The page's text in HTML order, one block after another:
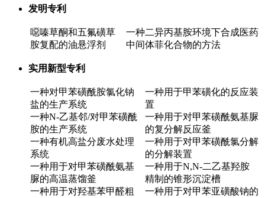
发明专利
噁嗪草酮和五氟磺草
胺复配的油悬浮剂
一种二异丙基胺环境下合成医药
中间体菲化合物的方法
实用新型专利
一种对甲苯磺酰胺氯化钠
盐的生产系统
一种N-乙基邻/对甲苯磺酰
胺的生产系统
一种有机高盐分废水处理
系统
一种用于对甲苯磺酰氨基
脲的高温蒸馏釜
一种用于对羟基苯甲醛粗
一种用于甲苯磺化的反应装
置
一种用于对甲苯磺酰氨基脲
的复分解反应釜
一种用于对甲苯磺酰氯分解
的分解装置
一种用于N,N-二乙基羟胺
精制的锥形沉淀槽
一种用于对甲苯亚磺酸钠的